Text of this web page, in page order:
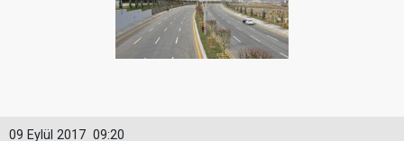
09:20
09 Eylül 2017